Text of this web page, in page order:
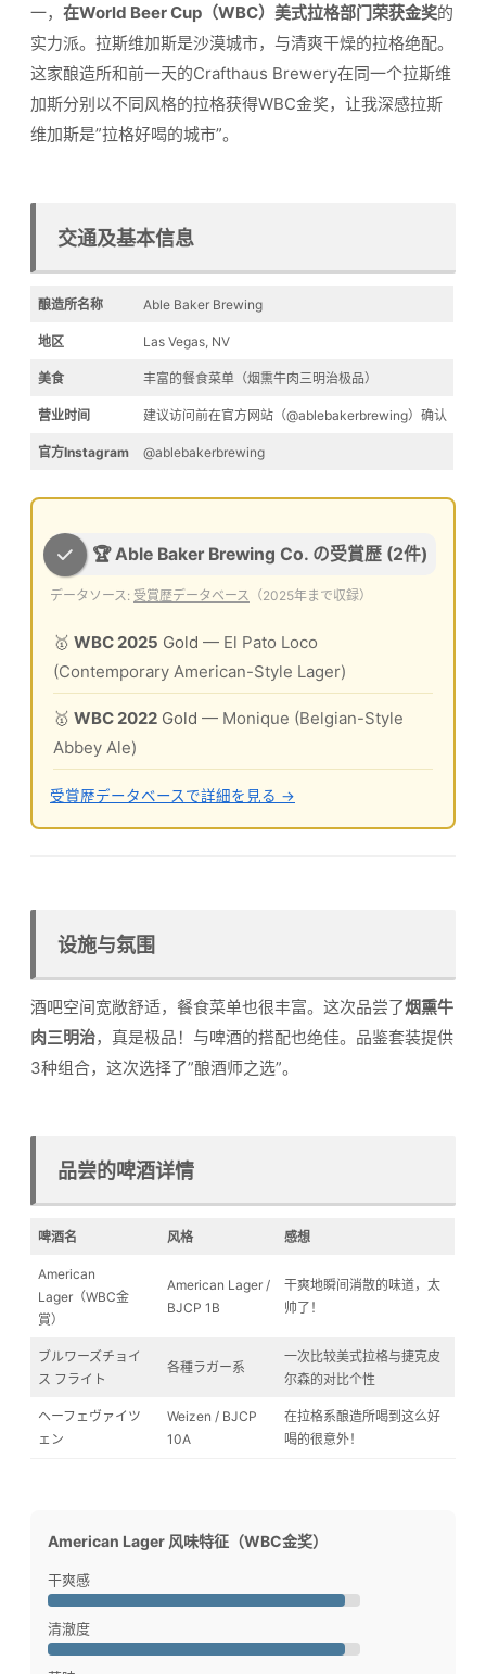
一， 在World Beer Cup（WBC）美式拉格部门荣获金奖的
实力派。拉斯维加斯是沙漠城市，与清爽干燥的拉格绝配。
这家酿造所和前一天的Crafthaus Brewery在同一个拉斯维
加斯分别以不同风格的拉格获得WBC金奖，让我深感拉斯
维加斯是”拉格好喝的城市”。
交通及基本信息
酿造所名称 Able Baker Brewing
地区 Las Vegas, NV
美食 丰富的餐食菜单（烟熏牛肉三明治极品）
营业时间 建议访问前在官方网站（@ablebakerbrewing）确认
官方Instagram @ablebakerbrewing
🏆 Able Baker Brewing Co. の受賞歴 (2件)
データソース: 受賞歴データベース （2025年まで収録）
🥇 WBC 2025 Gold — El Pato Loco
(Contemporary American-Style Lager)
🥇 WBC 2022 Gold — Monique (Belgian-Style
Abbey Ale)
受賞歴データベースで詳細を見る →
设施与氛围
酒吧空间宽敞舒适，餐食菜单也很丰富。这次品尝了烟熏牛
肉三明治，真是极品！与啤酒的搭配也绝佳。品鉴套装提供
3种组合，这次选择了”酿酒师之选”。
品尝的啤酒详情
啤酒名 风格 感想
American
Lager（WBC金
賞）
American Lager /
BJCP 1B
干爽地瞬间消散的味道，太
帅了！
ブルワーズチョイ
ス フライト
各種ラガー系
一次比较美式拉格与捷克皮
尔森的对比个性
ヘーフェヴァイツ
ェン
Weizen / BJCP
10A
在拉格系酿造所喝到这么好
喝的很意外！
American Lager 风味特征（WBC金奖）
干爽感
清澈度